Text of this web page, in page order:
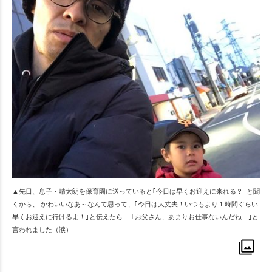
▲先日、息子・晴太朗を保育園に送っていると｢今日は早くお迎えに来れる？｣と聞
くから、 かわいいなあ～なんて思って、｢今日は大丈夫！いつもより１時間ぐらい
早くお迎えに行けるよ！｣と伝えたら… ｢お父さん、あまりお仕事ないんだね…｣と
言われました（涙）